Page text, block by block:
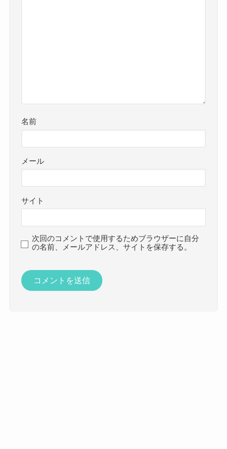
名前
メール
サイト
次回のコメントで使用するためブラウザーに自分
の名前、メールアドレス、サイトを保存する。